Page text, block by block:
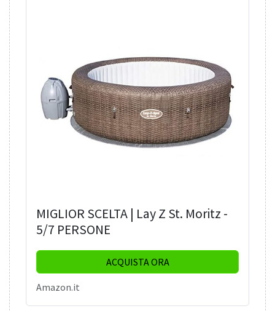
MIGLIOR SCELTA | Lay Z St. Moritz -
5/7 PERSONE
ACQUISTA ORA
Amazon.it